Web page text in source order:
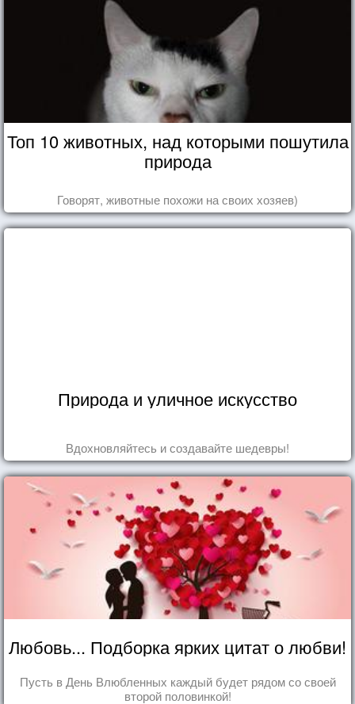
Топ 10 животных, над которыми пошутила
природа
Говорят, животные похожи на своих хозяев)
Природа и уличное искусство
Вдохновляйтесь и создавайте шедевры!
Любовь... Подборка ярких цитат о любви!
Пусть в День Влюбленных каждый будет рядом со своей
второй половинкой!